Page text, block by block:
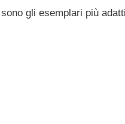
gli esemplari più